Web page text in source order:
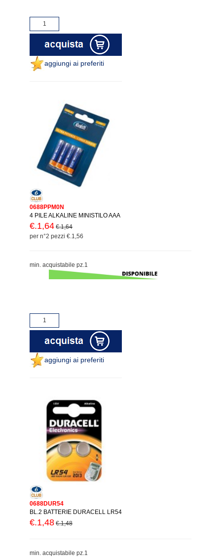
aggiungi ai preferiti
0688PPM0N
4 PILE ALKALINE MINISTILO AAA
€.1,64 €.1,64
per n°2 pezzi €.1,56
min. acquistabile pz.1
aggiungi ai preferiti
0688DUR54
BL.2 BATTERIE DURACELL LR54
€.1,48 €.1,48
min. acquistabile pz.1